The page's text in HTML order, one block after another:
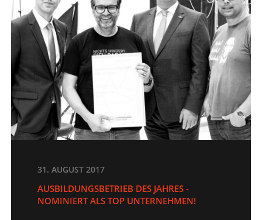
31. AUGUST 2017
AUSBILDUNGSBETRIEB DES JAHRES -
NOMINIERT ALS TOP UNTERNEHMEN!